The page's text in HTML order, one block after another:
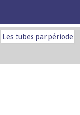
Les tubes par période